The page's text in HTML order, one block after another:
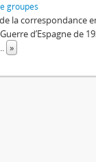
groupes
la
d’Espagne de
»